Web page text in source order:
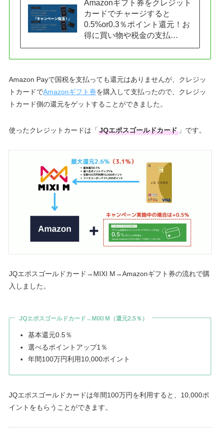
Amazonギフト券をクレジット
カードでチャージすると
0.5%or0.3％ポイント還元！お
得に買い物や税金の支払…
Amazon Payで国税を支払っても還元はありませんが、クレジッ
トカードでAmazonギフト券を購入して支払ったので、クレジッ
トカード側の還元をゲットすることができました。
使ったクレジットカードは「JQエポスゴールドカード」です。
JQエポスゴールドカード→MIXI M→Amazonギフト券の流れで購
入しました。
JQエポスゴールドカード→MIXI M（還元2.5％）
基本還元0.5％
選べるポイントアップ1％
年間100万円利用10,000ポイント
JQエポスゴールドカードは年間100万円を利用すると、10,000ポ
イントをもらうことができます。